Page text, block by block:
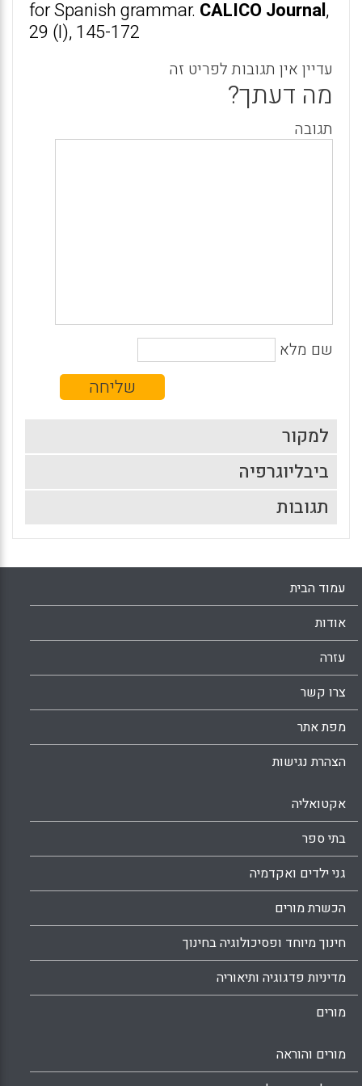
for Spanish grammar. CALICO Journal,
29 (l), 145-172
עדיין אין תגובות לפריט זה
מה דעתך?
תגובה
שם מלא
למקור
ביבליוגרפיה
תגובות
עמוד הבית
אודות
עזרה
צרו קשר
מפת אתר
הצהרת נגישות
אקטואליה
בתי ספר
גני ילדים ואקדמיה
הכשרת מורים
חינוך מיוחד ופסיכולוגיה בחינוך
מדיניות פדגוגיה ותיאוריה
מורים
מורים והוראה